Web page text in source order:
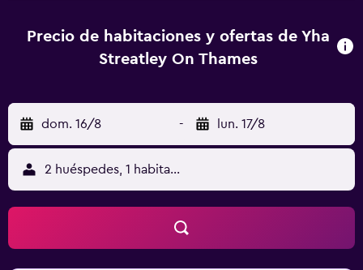
instalaciones o cerca del alojamiento (es posible que se
aplique un recargo).
Precio de habitaciones y ofertas de Yha
Streatley On Thames
dom. 16/8 - lun. 17/8
2 huéspedes, 1 habitación